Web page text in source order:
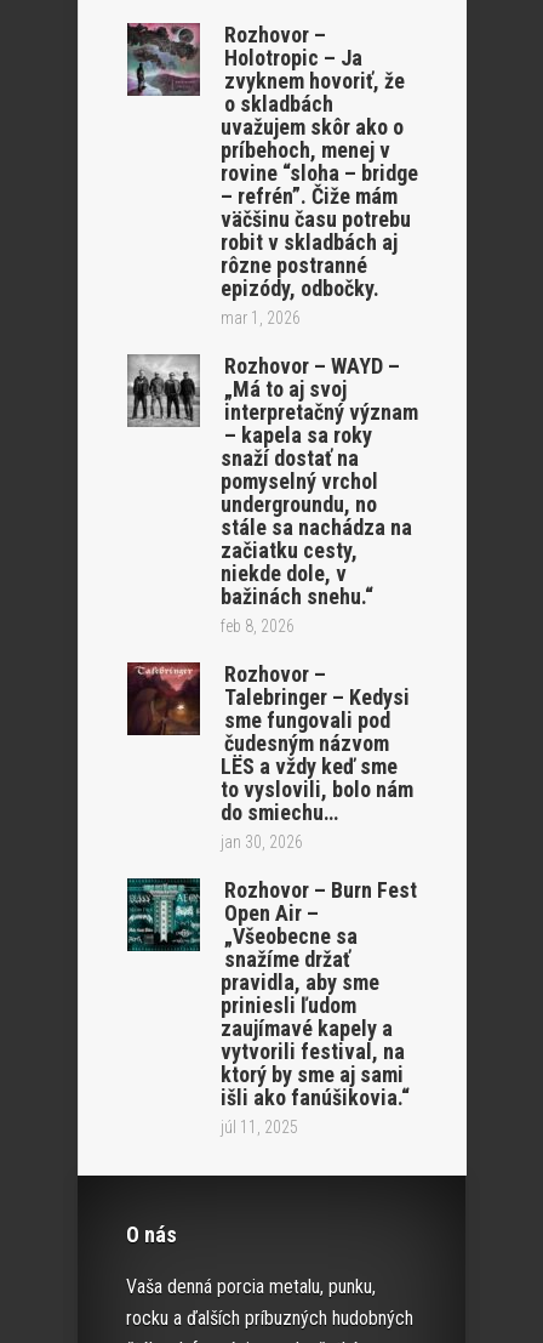
Rozhovor –
Holotropic – Ja
zvyknem hovoriť, že
o skladbách
uvažujem skôr ako o
príbehoch, menej v
rovine “sloha – bridge
– refrén”. Čiže mám
väčšinu času potrebu
robit v skladbách aj
rôzne postranné
epizódy, odbočky.
mar 1, 2026
Rozhovor – WAYD –
„Má to aj svoj
interpretačný význam
– kapela sa roky
snaží dostať na
pomyselný vrchol
undergroundu, no
stále sa nachádza na
začiatku cesty,
niekde dole, v
bažinách snehu.“
feb 8, 2026
Rozhovor –
Talebringer – Kedysi
sme fungovali pod
čudesným názvom
LËS a vždy keď sme
to vyslovili, bolo nám
do smiechu…
jan 30, 2026
Rozhovor – Burn Fest
Open Air –
„Všeobecne sa
snažíme držať
pravidla, aby sme
priniesli ľudom
zaujímavé kapely a
vytvorili festival, na
ktorý by sme aj sami
išli ako fanúšikovia.“
júl 11, 2025
O nás
Vaša denná porcia metalu, punku,
rocku a ďalších príbuzných hudobných